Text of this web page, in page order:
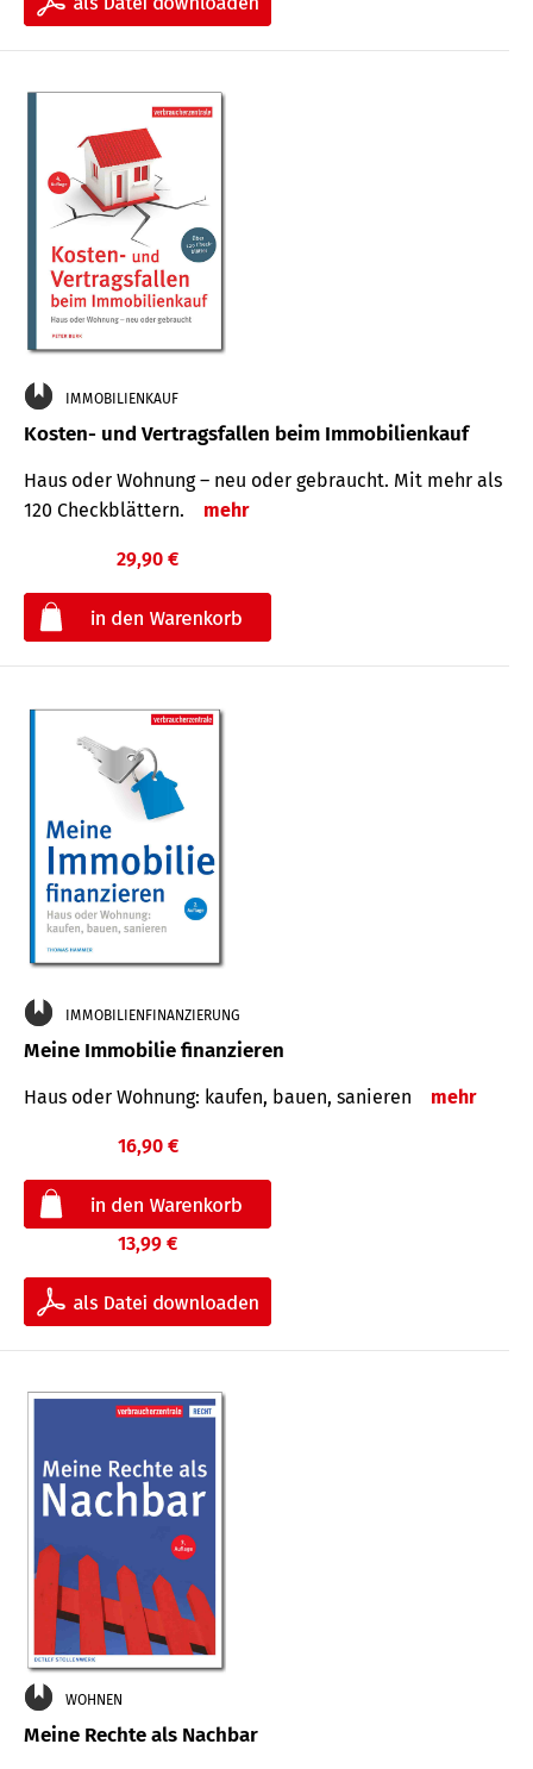
IMMOBILIENKAUF
Kosten- und Vertragsfallen beim Immobilienkauf
Haus oder Wohnung – neu oder gebraucht. Mit mehr als
120 Check­blättern.
mehr
29,90 €
IMMOBILIENFINANZIERUNG
Meine Immobilie finanzieren
Haus oder Wohnung: kaufen, bauen, sanieren mehr
16,90 €
13,99 €
WOHNEN
Meine Rechte als Nachbar